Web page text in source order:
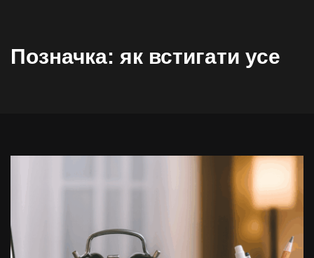
Позначка: як встигати усе